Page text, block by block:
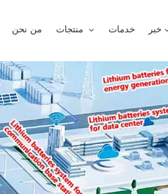
من نحن خدمات خبر